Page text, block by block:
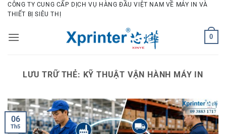
Bỏ
qua
dung
CÔNG TY CUNG CẤP DỊCH VỤ HÀNG ĐẦU VIỆT NAM VỀ MÁY IN VÀ
THIẾT BỊ SIÊU THỊ
0
LƯU TRỮ THẺ: KỸ THUẬT VẬN HÀNH MÁY IN
06
Th5